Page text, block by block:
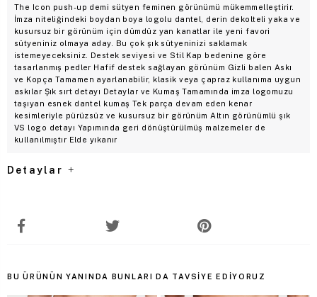
The Icon push-up demi sütyen feminen görünümü mükemmelleştirir.
İmza niteliğindeki boydan boya logolu dantel, derin dekolteli yaka ve
kusursuz bir görünüm için dümdüz yan kanatlar ile yeni favori
sütyeniniz olmaya aday. Bu çok şık sütyeninizi saklamak
istemeyeceksiniz. Destek seviyesi ve Stil Kap bedenine göre
tasarlanmış pedler Hafif destek sağlayan görünüm Gizli balen Askı
ve Kopça Tamamen ayarlanabilir, klasik veya çapraz kullanıma uygun
askılar Şık sırt detayı Detaylar ve Kumaş Tamamında imza logomuzu
taşıyan esnek dantel kumaş Tek parça devam eden kenar
kesimleriyle pürüzsüz ve kusursuz bir görünüm Altın görünümlü şık
VS logo detayı Yapımında geri dönüştürülmüş malzemeler de
kullanılmıştır Elde yıkanır
Detaylar
BU ÜRÜNÜN YANINDA BUNLARI DA TAVSIYE EDIYORUZ